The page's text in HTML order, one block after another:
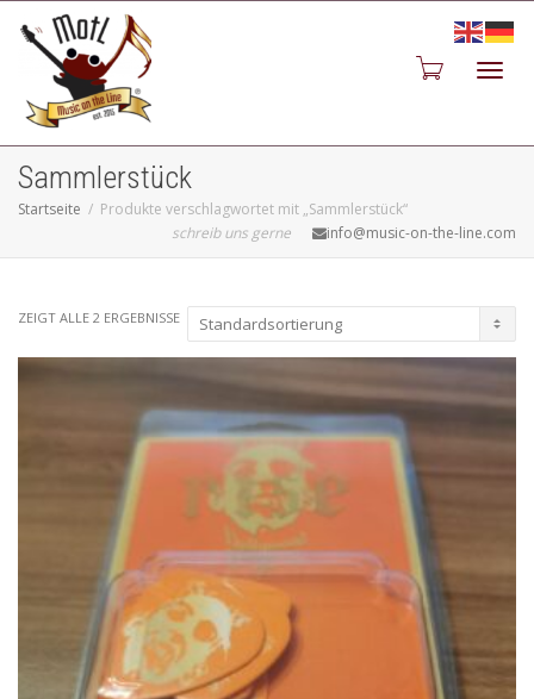
Sammlerstück
Startseite
Produkte verschlagwortet mit „Sammlerstück“
schreib uns gerne
info@music-on-the-line.com
ZEIGT ALLE 2 ERGEBNISSE